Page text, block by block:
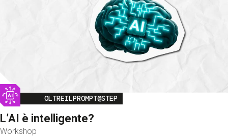
Image
OLTREILPROMPT@STEP
L’AI è intelligente?
Workshop